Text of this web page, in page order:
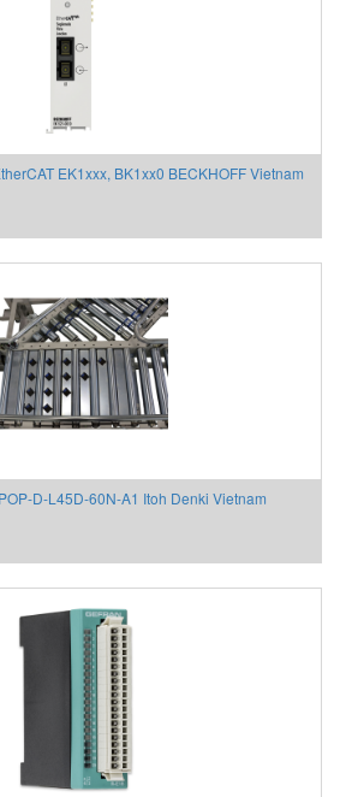
EK1xxx, BK1xx0 BECKHOFF Vietnam
D-L45D-60N-A1 Itoh Denki Vietnam